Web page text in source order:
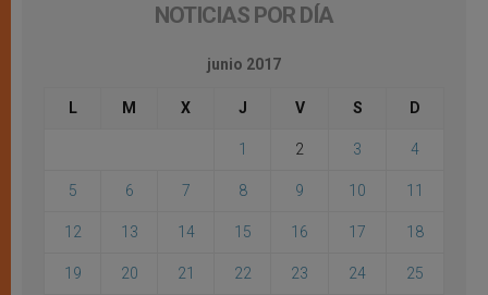
NOTICIAS POR DÍA
junio 2017
L M X J V S D
1 2 3 4
5 6 7 8 9 10 11
12 13 14 15 16 17 18
19 20 21 22 23 24 25